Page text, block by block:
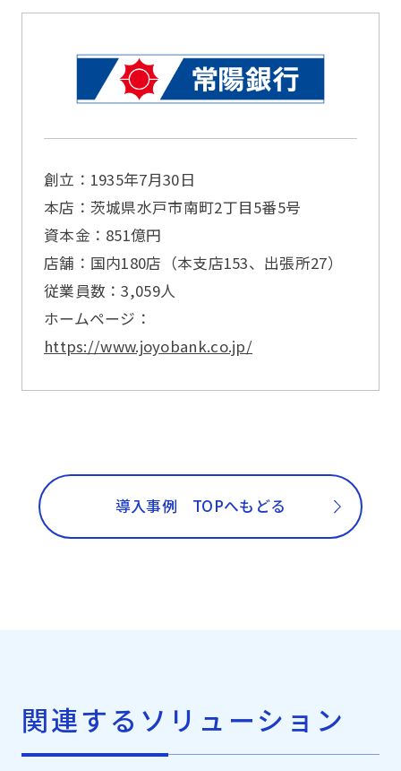
創立：1935年7月30日
本店：茨城県水戸市南町2丁目5番5号
資本金：851億円
店舗：国内180店（本支店153、出張所27）
従業員数：3,059人
ホームページ：
https://www.joyobank.co.jp/
導入事例 TOPへもどる
関連するソリューション